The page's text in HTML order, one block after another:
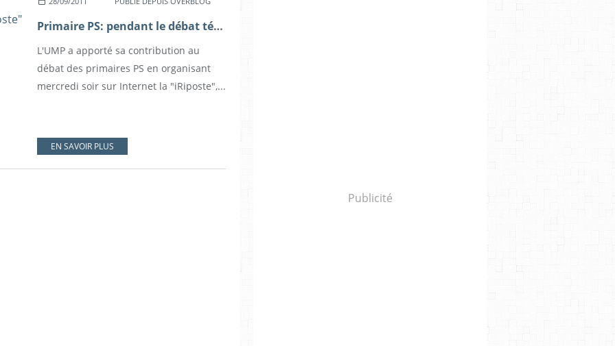
Primaire PS: pendant le débat télévisé, l'UMP organise la "iRiposte" sur Internet
L'UMP a apporté sa contribution au
débat des primaires PS en organisant
mercredi soir sur Internet la "iRiposte",...
EN SAVOIR PLUS
Publicité